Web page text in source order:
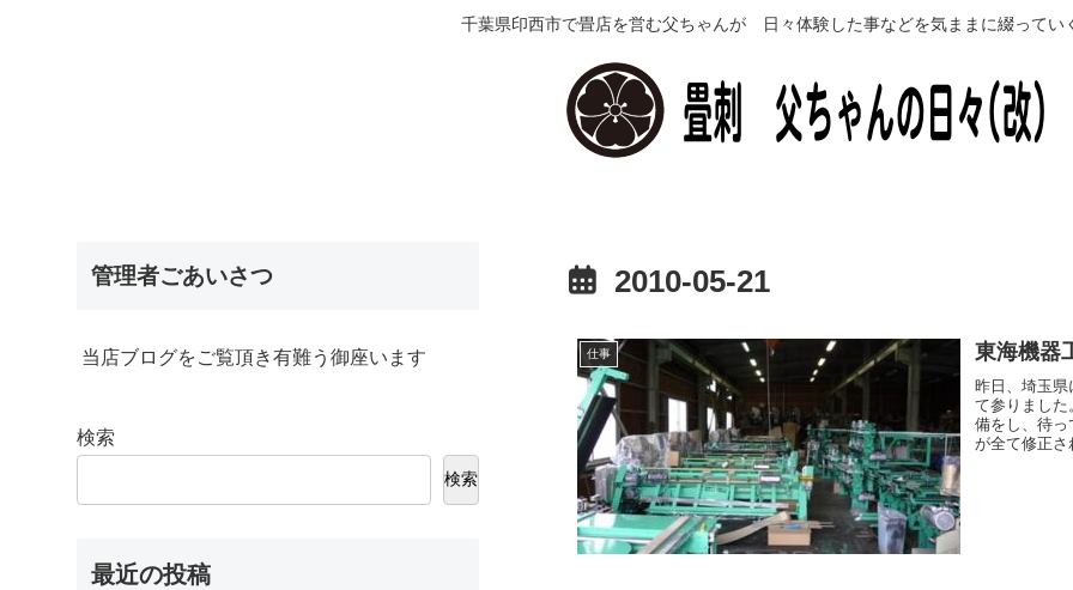
千葉県印西市で畳店を営む父ちゃんが 日々体験した事などを気ままに綴ってい
2010-05-21
仕事 東海機器
昨日、埼玉
て参りまし
備をし、
が全て修正さ
管理者ごあいさつ
当店ブログをご覧頂き有難う御座います
検索
検索
最近の投稿